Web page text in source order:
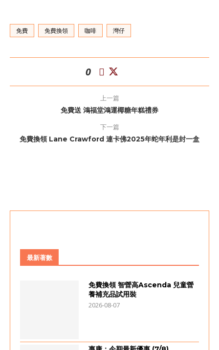
免費 免費換領 咖啡 灣仔
0
上一篇
免費送 鴻福堂鴻運椰糖年糕禮券
下一篇
免費換領 Lane Crawford 連卡佛2025年蛇年利是封一盒
最新著數
免費換領 智營高Ascenda 兒童營
養補充品試用裝
2026-08-07